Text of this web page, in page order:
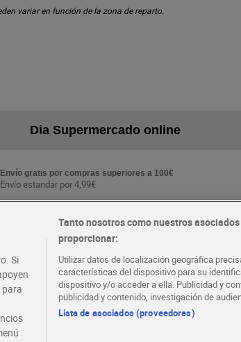
variar en función de la zona de reparto.
Dia Supermercado online
Envío gratis por compras superiores a 100€
Envío estandar por 4,99€
Folletos y Tiendas
cercana
Si
Tanto nosotros como nuestros
proporcionar:
Utilizar datos de localización geográfica
características del dispositivo para su
dispositivo y/o acceder a ella. Publicidad y
publicidad y contenido, investigación de
Lista de asociados (proveedores)